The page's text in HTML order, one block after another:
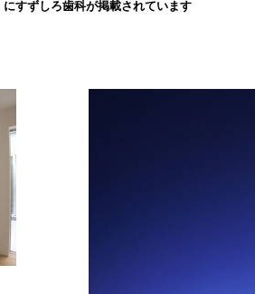
すずしろ歯科が掲載されています